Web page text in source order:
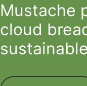
Mustache
cloud